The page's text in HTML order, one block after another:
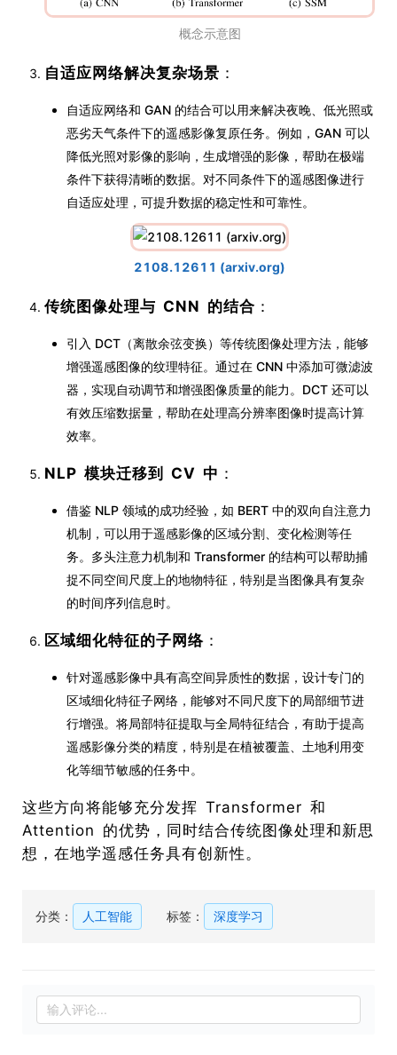
概念示意图
自适应网络解决复杂场景 ：
自适应网络和 GAN 的结合可以用来解决夜晚、低光照或
恶劣天气条件下的遥感影像复原任务。例如，GAN 可以
降低光照对影像的影响，生成增强的影像，帮助在极端
条件下获得清晰的数据。对不同条件下的遥感图像进行
自适应处理，可提升数据的稳定性和可靠性。
2108.12611 (arxiv.org)
传统图像处理与 CNN 的结合 ：
引入 DCT（离散余弦变换）等传统图像处理方法，能够
增强遥感图像的纹理特征。通过在 CNN 中添加可微滤波
器，实现自动调节和增强图像质量的能力。DCT 还可以
有效压缩数据量，帮助在处理高分辨率图像时提高计算
效率。
NLP 模块迁移到 CV 中 ：
借鉴 NLP 领域的成功经验，如 BERT 中的双向自注意力
机制，可以用于遥感影像的区域分割、变化检测等任
务。多头注意力机制和 Transformer 的结构可以帮助捕
捉不同空间尺度上的地物特征，特别是当图像具有复杂
的时间序列信息时。
区域细化特征的子网络 ：
针对遥感影像中具有高空间异质性的数据，设计专门的
区域细化特征子网络，能够对不同尺度下的局部细节进
行增强。将局部特征提取与全局特征结合，有助于提高
遥感影像分类的精度，特别是在植被覆盖、土地利用变
化等细节敏感的任务中。
这些方向将能够充分发挥 Transformer 和
Attention 的优势，同时结合传统图像处理和新思
想，在地学遥感任务具有创新性。
分类： 人工智能 标签： 深度学习